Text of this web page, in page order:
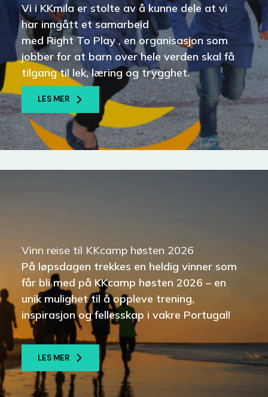
Vi i KKmila er stolte av å kunne dele at vi
har inngått et samarbeid
med Right To Play , en organisasjon som
jobber for at barn over hele verden skal få
tilgang til lek, læring og trygghet.
LES MER
Vinn reise til KKcamp høsten 2026
På løpsdagen trekkes en heldig vinner som
får bli med på KKcamp høsten 2026 – en
unik mulighet til å oppleve trening,
inspirasjon og fellesskap i vakre Portugal!
LES MER